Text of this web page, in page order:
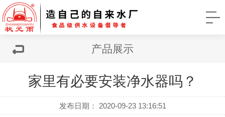
产品展示
家里有必要安装净水器吗？
发布日期： 2020-09-23 13:16:51